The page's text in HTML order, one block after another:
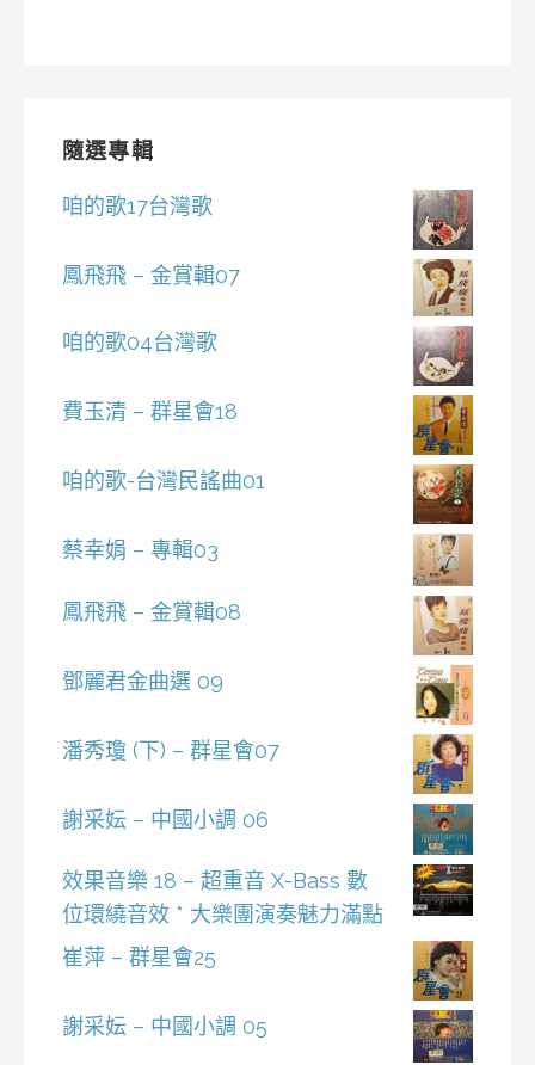
隨選專輯
咱的歌17台灣歌
鳳飛飛 – 金賞輯07
咱的歌04台灣歌
費玉清 – 群星會18
咱的歌-台灣民謠曲01
蔡幸娟 – 專輯03
鳳飛飛 – 金賞輯08
鄧麗君金曲選 09
潘秀瓊 (下) – 群星會07
謝采妘 – 中國小調 06
效果音樂 18 – 超重音 X-Bass 數
位環繞音效 * 大樂團演奏魅力滿點
崔萍 – 群星會25
謝采妘 – 中國小調 05